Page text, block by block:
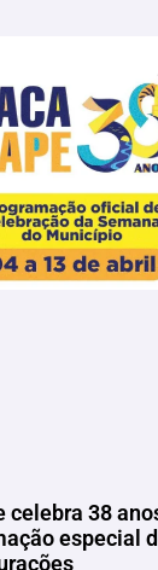
celebra 38
especial